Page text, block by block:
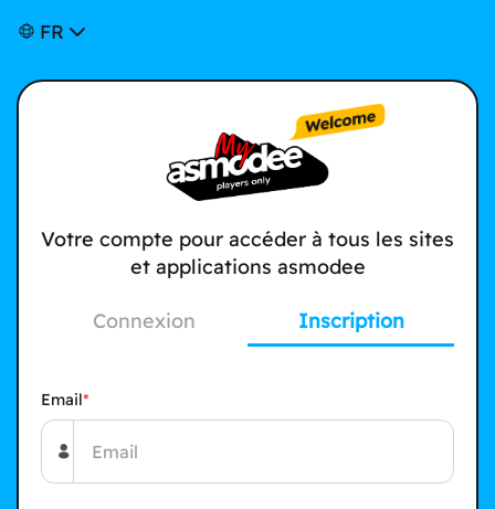
FR
Votre compte pour accéder à tous les sites
et applications asmodee
Connexion Inscription
Email